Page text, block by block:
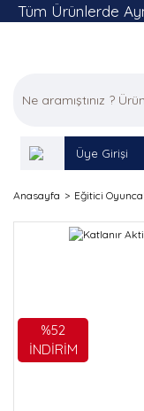
Tüm Ürünlerde
Üye Girişi
Anasayfa Eğitici
%52
İNDİRİM